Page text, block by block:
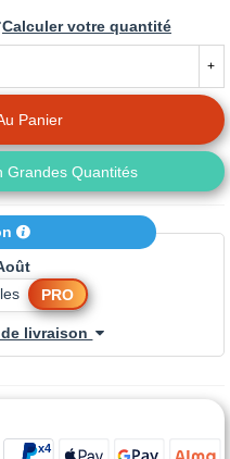
Calculer votre quantité
+
Panier
Grandes Quantités
PRO
livraison